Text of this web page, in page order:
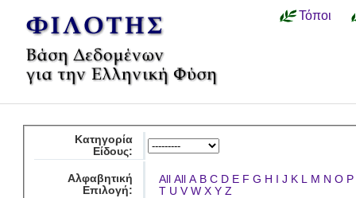
Τόποι
Κατηγορία
Είδους:
Αλφαβητική
Επιλογή:
All All A B C D E F G H I J K L M N O P
T U V W X Y Z